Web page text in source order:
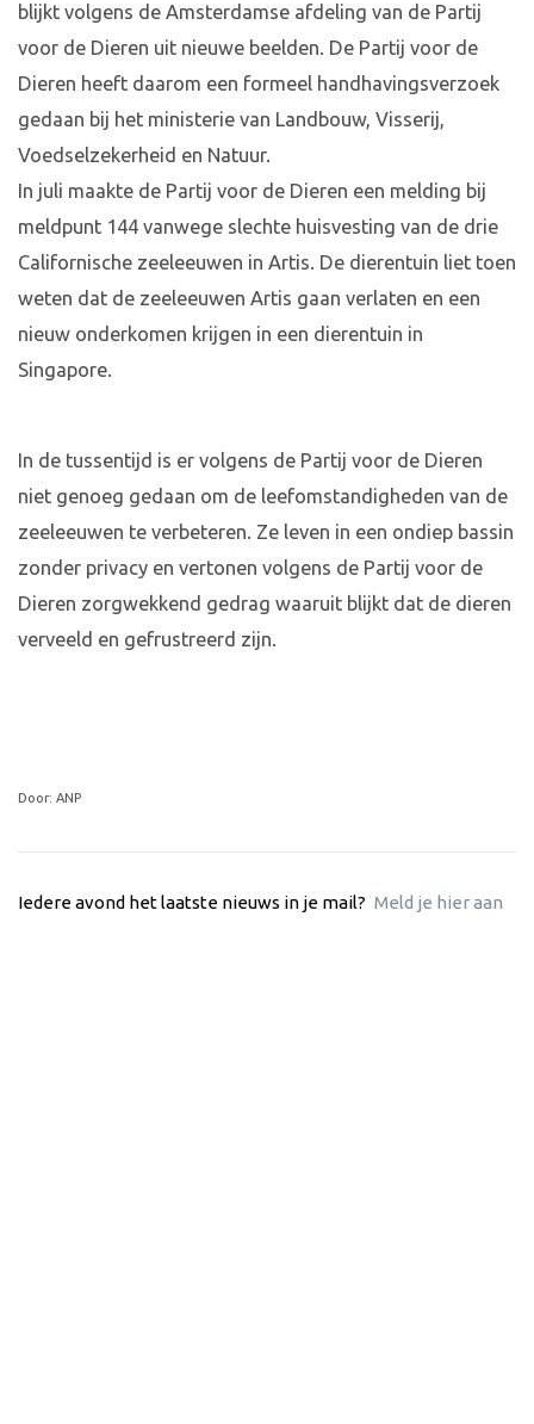
blijkt volgens de Amsterdamse afdeling van de Partij
voor de Dieren uit nieuwe beelden. De Partij voor de
Dieren heeft daarom een formeel handhavingsverzoek
gedaan bij het ministerie van Landbouw, Visserij,
Voedselzekerheid en Natuur.
In juli maakte de Partij voor de Dieren een melding bij
meldpunt 144 vanwege slechte huisvesting van de drie
Californische zeeleeuwen in Artis. De dierentuin liet toen
weten dat de zeeleeuwen Artis gaan verlaten en een
nieuw onderkomen krijgen in een dierentuin in
Singapore.
In de tussentijd is er volgens de Partij voor de Dieren
niet genoeg gedaan om de leefomstandigheden van de
zeeleeuwen te verbeteren. Ze leven in een ondiep bassin
zonder privacy en vertonen volgens de Partij voor de
Dieren zorgwekkend gedrag waaruit blijkt dat de dieren
verveeld en gefrustreerd zijn.
Door: ANP
Iedere avond het laatste nieuws in je mail? Meld je hier aan